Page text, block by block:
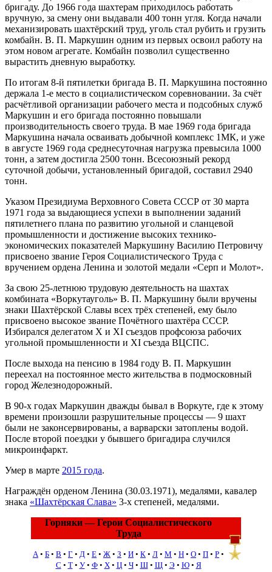
бригаду. До 1966 года шахтерам приходилось работать
вручную, за смену они выдавали 400 тонн угля. Когда начали
механизировать шахтёрский труд, уголь стал рубить и грузить
комбайн. В. П. Маркушин одним из первых освоил работу на
этом новом агрегате. Комбайн позволил существенно
вырастить дневную выработку.
По итогам 8-й пятилетки бригада В. П. Маркушина постоянно
держала 1-е место в социалистическом соревновании. За счёт
расчётливой организации рабочего места и подсобных служб
Маркушин и его бригада постоянно повышали
производительность своего труда. В мае 1969 года бригада
Маркушина начала осваивать добычной комплекс 1МК, и уже
в августе 1969 года среднесуточная нагрузка превысила 1000
тонн, а затем достигла 2500 тонн. Всесоюзный рекорд
суточной добычи, установленный бригадой, составил 2940
тонн.
Указом Президиума Верховного Совета СССР от 30 марта
1971 года за выдающиеся успехи в выполнении заданий
пятилетнего плана по развитию угольной и сланцевой
промышленности и достижение высоких технико-
экономических показателей Маркушину Василию Петровичу
присвоено звание Героя Социалистического Труда с
вручением ордена Ленина и золотой медали «Серп и Молот».
За свою 25-летнюю трудовую деятельность на шахтах
комбината «Воркутауголь» В. П. Маркушину были вручены
знаки Шахтёрской Славы всех трёх степеней, ему было
присвоено высокое звание Почётного шахтёра СССР.
Избирался делегатом X и XI съездов профсоюза рабочих
угольной промышленности и XI съезда ВЦСПС.
После выхода на пенсию в 1984 году В. П. Маркушин
переехал на постоянное место жительства в подмосковный
город Железнодорожный.
В 90-х годах Маркушин дважды бывал в Воркуте, где к этому
времени произошли разрушительные процессы — 9 шахт
были не законсервированы, а варварски затоплены водой.
После второй поездки у бывшего бригадира случился
микроинфаркт.
Умер в марте 2015 года.
Награждён орденом Ленина (30.03.1971), медалями, кавалер
знака «Шахтёрская Слава» 3-х степеней, медалями.
Горняки — Герои Социалистического
Труда
А• Б • В • Г • Д • Е • Ж • З • И • К • Л • М • Н • О • П • Р •
С • Т• У• Ф• Х• Ц• Ч• Ш• Щ• Э • Ю• Я